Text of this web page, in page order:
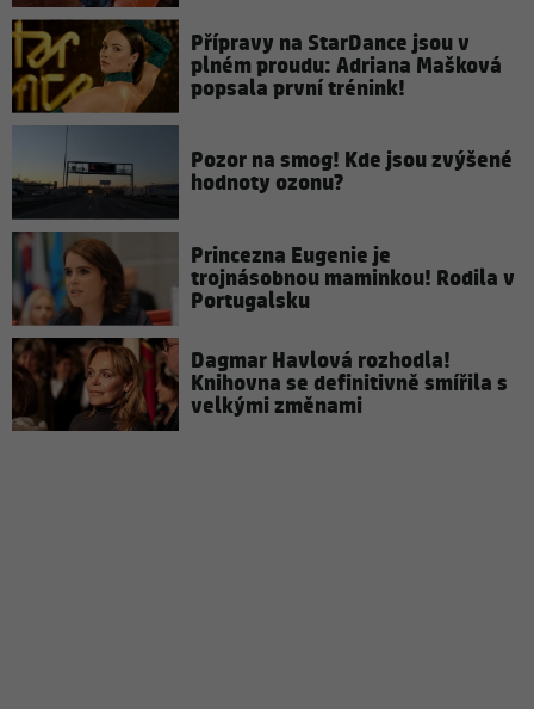
Přípravy na StarDance jsou v
plném proudu: Adriana Mašková
popsala první trénink!
Pozor na smog! Kde jsou zvýšené
hodnoty ozonu?
Princezna Eugenie je
trojnásobnou maminkou! Rodila v
Portugalsku
Dagmar Havlová rozhodla!
Knihovna se definitivně smířila s
velkými změnami